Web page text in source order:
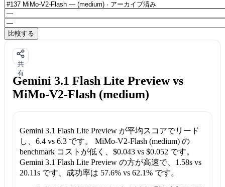
比較する
共
有
Gemini 3.1 Flash Lite Preview vs
MiMo-V2-Flash (medium)
Gemini 3.1 Flash Lite Previewが平均スコアでリード
し、 6.4vs 6.3です。 MiMo-V2-Flash (medium)の
benchmark コストが低く、 $0.043vs $0.052 です。
Gemini 3.1 Flash Lite Previewの方が高速で、 1.58svs
20.11sです、成功率は 57.6%vs 62.1%です。